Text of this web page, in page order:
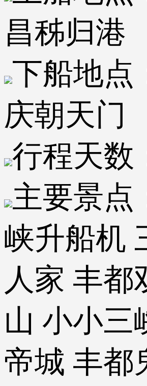
昌秭归港
下船地点
庆朝天门
行程天数
主要景点
峡升船机
人家 丰都
山 小小三
帝城 丰都